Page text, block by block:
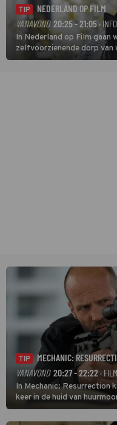
TIP
NEDERLAND OP FILM
VANAVOND 20:25 - 21:05·
In Nederland op Film gaan
zelfvoorzienende dorp
Daniëls de kijkers
TIP
MECHANIC:
VANAVOND 20:27 - 22:22· FILM
In Mechanic: Resurrection
keer in de huid van
donder op kunt zeggen
veel terechtkomt.